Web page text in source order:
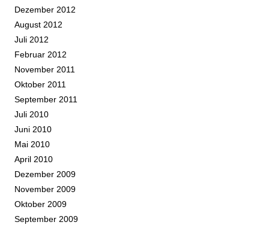
Dezember 2012
August 2012
Juli 2012
Februar 2012
November 2011
Oktober 2011
September 2011
Juli 2010
Juni 2010
Mai 2010
April 2010
Dezember 2009
November 2009
Oktober 2009
September 2009